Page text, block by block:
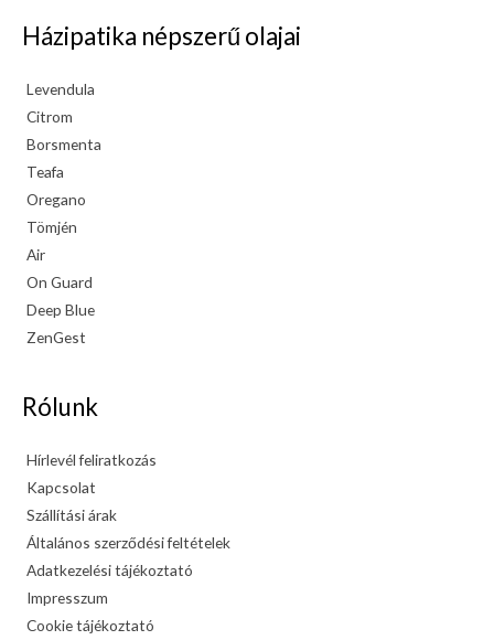
Házipatika népszerű olajai
Levendula
Citrom
Borsmenta
Teafa
Oregano
Tömjén
Air
On Guard
Deep Blue
ZenGest
Rólunk
Hírlevél feliratkozás
Kapcsolat
Szállítási árak
Általános szerződési feltételek
Adatkezelési tájékoztató
Impresszum
Cookie tájékoztató